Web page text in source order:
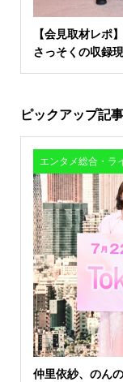
【会見取材レポ
さっそくの収録
ピックアップ記
エンタメ総合・ラ
仲里依紗、のん